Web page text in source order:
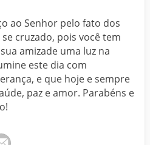
ao Senhor pelo fato dos
cruzado, pois você tem
amizade uma luz na
este dia com
e que hoje e sempre
paz e amor. Parabéns e